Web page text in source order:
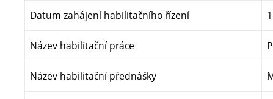
Datum zahájení habilitačního řízení
Název habilitační práce
Název habilitační přednášky